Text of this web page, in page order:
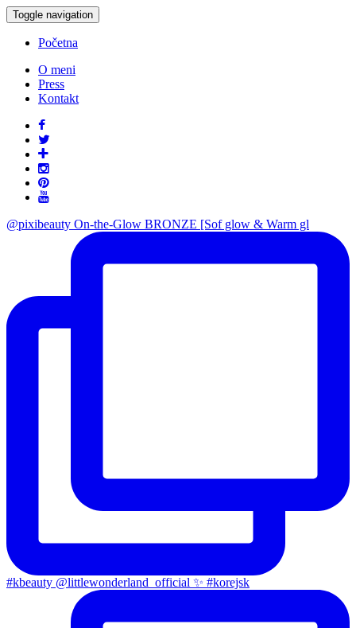
Toggle navigation
Početna
O meni
Press
Kontakt
@pixibeauty On-the-Glow BRONZE [Sof glow & Warm gl
#kbeauty @littlewonderland_official ✨ #korejsk